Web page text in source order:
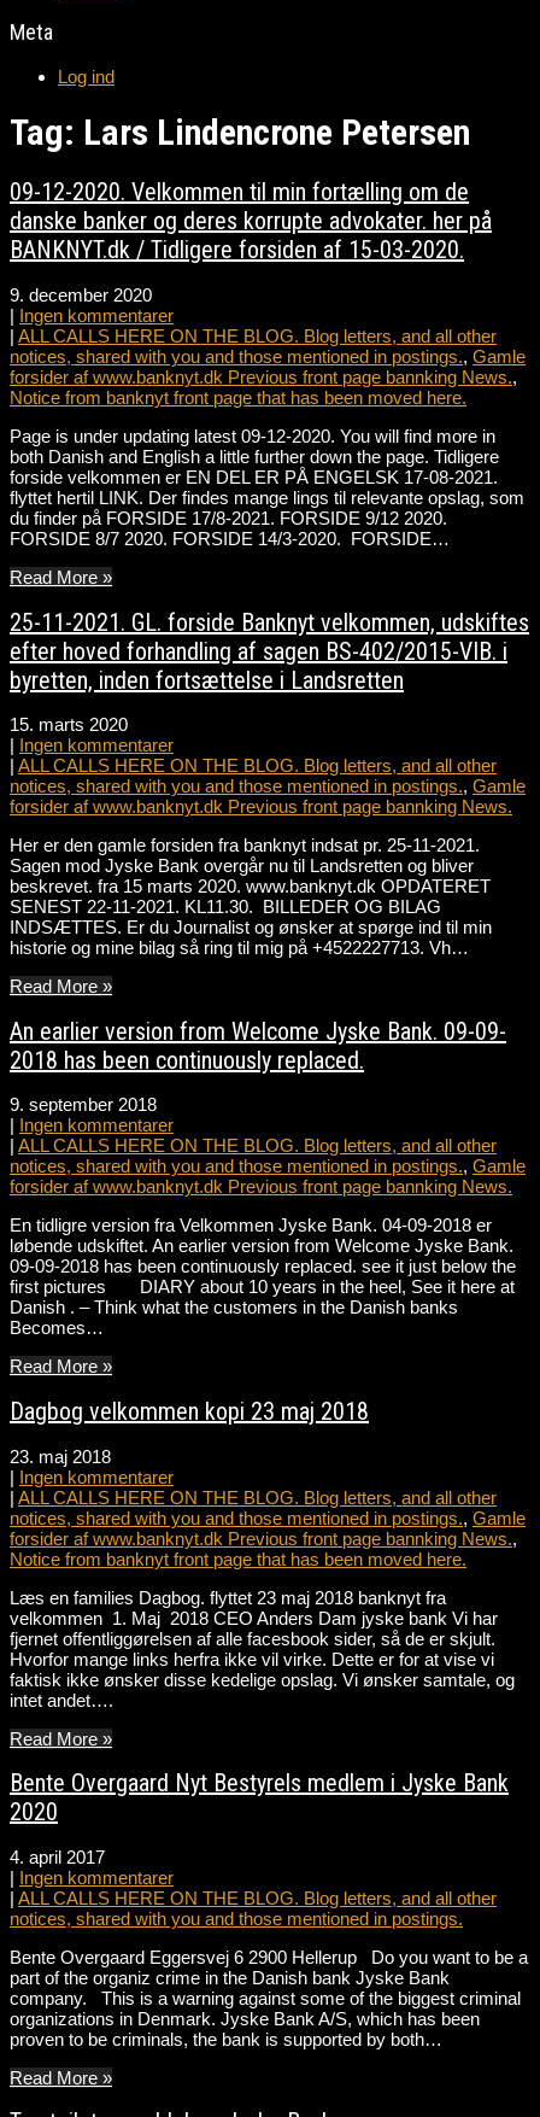
Meta
Log ind
Tag: Lars Lindencrone Petersen
09-12-2020. Velkommen til min fortælling om de
danske banker og deres korrupte advokater. her på
BANKNYT.dk / Tidligere forsiden af 15-03-2020.
9. december 2020
| Ingen kommentarer
| ALL CALLS HERE ON THE BLOG. Blog letters, and all other
notices, shared with you and those mentioned in postings., Gamle
forsider af www.banknyt.dk Previous front page bannking News.,
Notice from banknyt front page that has been moved here.
Page is under updating latest 09-12-2020. You will find more in
both Danish and English a little further down the page. Tidligere
forside velkommen er EN DEL ER PÅ ENGELSK 17-08-2021.
flyttet hertil LINK. Der findes mange lings til relevante opslag, som
du finder på FORSIDE 17/8-2021. FORSIDE 9/12 2020.
FORSIDE 8/7 2020. FORSIDE 14/3-2020. FORSIDE…
Read More »
25-11-2021. GL. forside Banknyt velkommen, udskiftes
efter hoved forhandling af sagen BS-402/2015-VIB. i
byretten, inden fortsættelse i Landsretten
15. marts 2020
| Ingen kommentarer
| ALL CALLS HERE ON THE BLOG. Blog letters, and all other
notices, shared with you and those mentioned in postings., Gamle
forsider af www.banknyt.dk Previous front page bannking News.
Her er den gamle forsiden fra banknyt indsat pr. 25-11-2021.
Sagen mod Jyske Bank overgår nu til Landsretten og bliver
beskrevet. fra 15 marts 2020. www.banknyt.dk OPDATERET
SENEST 22-11-2021. KL11.30. BILLEDER OG BILAG
INDSÆTTES. Er du Journalist og ønsker at spørge ind til min
historie og mine bilag så ring til mig på +4522227713. Vh…
Read More »
An earlier version from Welcome Jyske Bank. 09-09-
2018 has been continuously replaced.
9. september 2018
| Ingen kommentarer
| ALL CALLS HERE ON THE BLOG. Blog letters, and all other
notices, shared with you and those mentioned in postings., Gamle
forsider af www.banknyt.dk Previous front page bannking News.
En tidligre version fra Velkommen Jyske Bank. 04-09-2018 er
løbende udskiftet. An earlier version from Welcome Jyske Bank.
09-09-2018 has been continuously replaced. see it just below the
first pictures DIARY about 10 years in the heel, See it here at
Danish . – Think what the customers in the Danish banks
Becomes…
Read More »
Dagbog velkommen kopi 23 maj 2018
23. maj 2018
| Ingen kommentarer
| ALL CALLS HERE ON THE BLOG. Blog letters, and all other
notices, shared with you and those mentioned in postings., Gamle
forsider af www.banknyt.dk Previous front page bannking News.,
Notice from banknyt front page that has been moved here.
Læs en families Dagbog. flyttet 23 maj 2018 banknyt fra
velkommen 1. Maj 2018 CEO Anders Dam jyske bank Vi har
fjernet offentliggørelsen af alle facesbook sider, så de er skjult.
Hvorfor mange links herfra ikke vil virke. Dette er for at vise vi
faktisk ikke ønsker disse kedelige opslag. Vi ønsker samtale, og
intet andet….
Read More »
Bente Overgaard Nyt Bestyrels medlem i Jyske Bank
2020
4. april 2017
| Ingen kommentarer
| ALL CALLS HERE ON THE BLOG. Blog letters, and all other
notices, shared with you and those mentioned in postings.
Bente Overgaard Eggersvej 6 2900 Hellerup Do you want to be a
part of the organiz crime in the Danish bank Jyske Bank
company. This is a warning against some of the biggest criminal
organizations in Denmark. Jyske Bank A/S, which has been
proven to be criminals, the bank is supported by both…
Read More »